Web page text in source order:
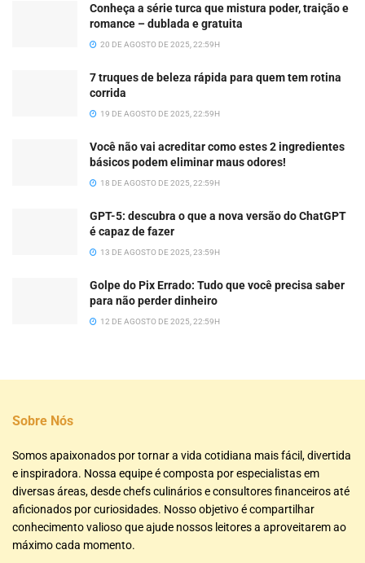
Conheça a série turca que mistura poder, traição e
romance – dublada e gratuita
20 DE AGOSTO DE 2025, 22:59H
7 truques de beleza rápida para quem tem rotina
corrida
19 DE AGOSTO DE 2025, 22:59H
Você não vai acreditar como estes 2 ingredientes
básicos podem eliminar maus odores!
18 DE AGOSTO DE 2025, 22:59H
GPT-5: descubra o que a nova versão do ChatGPT
é capaz de fazer
13 DE AGOSTO DE 2025, 23:59H
Golpe do Pix Errado: Tudo que você precisa saber
para não perder dinheiro
12 DE AGOSTO DE 2025, 22:59H
Sobre Nós
Somos apaixonados por tornar a vida cotidiana mais fácil, divertida
e inspiradora. Nossa equipe é composta por especialistas em
diversas áreas, desde chefs culinários e consultores financeiros até
aficionados por curiosidades. Nosso objetivo é compartilhar
conhecimento valioso que ajude nossos leitores a aproveitarem ao
máximo cada momento.